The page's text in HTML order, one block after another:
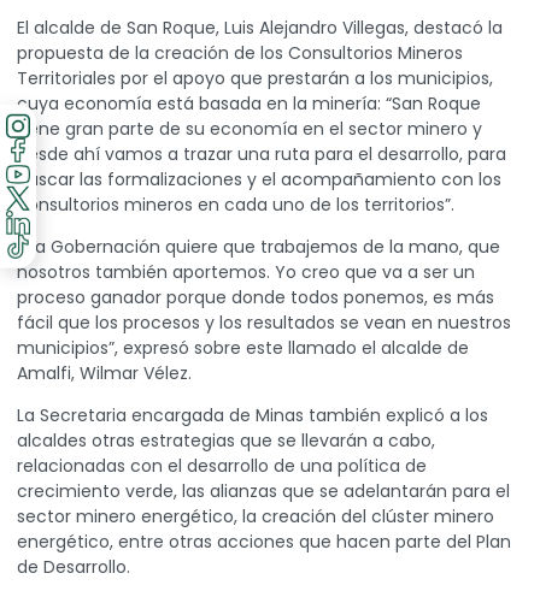
El alcalde de San Roque, Luis Alejandro Villegas, destacó la
propuesta de la creación de los Consultorios Mineros
Territoriales por el apoyo que prestarán a los municipios,
cuya economía está basada en la minería: “San Roque
tiene gran parte de su economía en el sector minero y
desde ahí vamos a trazar una ruta para el desarrollo, para
buscar las formalizaciones y el acompañamiento con los
consultorios mineros en cada uno de los territorios”.
“La Gobernación quiere que trabajemos de la mano, que
nosotros también aportemos. Yo creo que va a ser un
proceso ganador porque donde todos ponemos, es más
fácil que los procesos y los resultados se vean en nuestros
municipios”, expresó sobre este llamado el alcalde de
Amalfi, Wilmar Vélez.
La Secretaria encargada de Minas también explicó a los
alcaldes otras estrategias que se llevarán a cabo,
relacionadas con el desarrollo de una política de
crecimiento verde, las alianzas que se adelantarán para el
sector minero energético, la creación del clúster minero
energético, entre otras acciones que hacen parte del Plan
de Desarrollo.